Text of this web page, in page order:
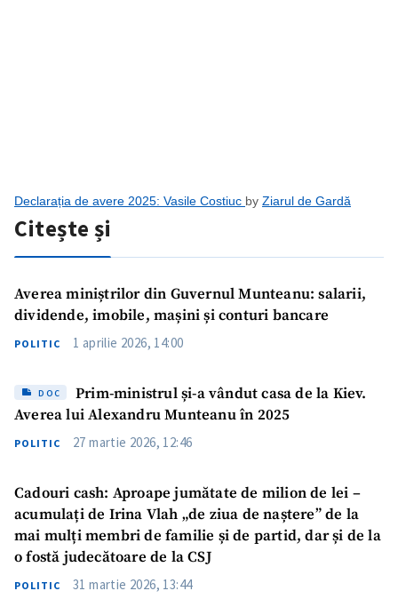
Declarația de avere 2025: Vasile Costiuc by Ziarul de Gardă
Citește și
Averea miniștrilor din Guvernul Munteanu: salarii,
dividende, imobile, mașini și conturi bancare
POLITIC 1 aprilie 2026, 14:00
DOC
Prim-ministrul și-a vândut casa de la Kiev.
Averea lui Alexandru Munteanu în 2025
POLITIC 27 martie 2026, 12:46
Cadouri cash: Aproape jumătate de milion de lei –
acumulați de Irina Vlah „de ziua de naștere” de la
mai mulți membri de familie și de partid, dar și de la
o fostă judecătoare de la CSJ
POLITIC 31 martie 2026, 13:44